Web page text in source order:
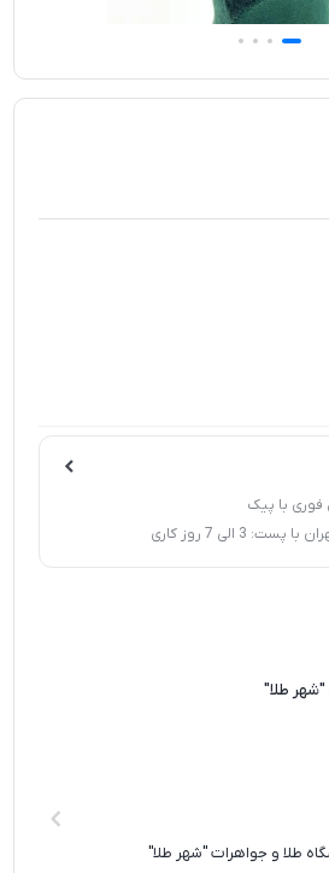
فوری با پیک
3 الی 7 روز کاری
"شهر طلا"
طلا و جواهرات "شهر طلا"